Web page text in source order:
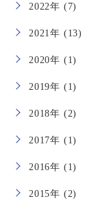
2022年 (7)
2021年 (13)
2020年 (1)
2019年 (1)
2018年 (2)
2017年 (1)
2016年 (1)
2015年 (2)